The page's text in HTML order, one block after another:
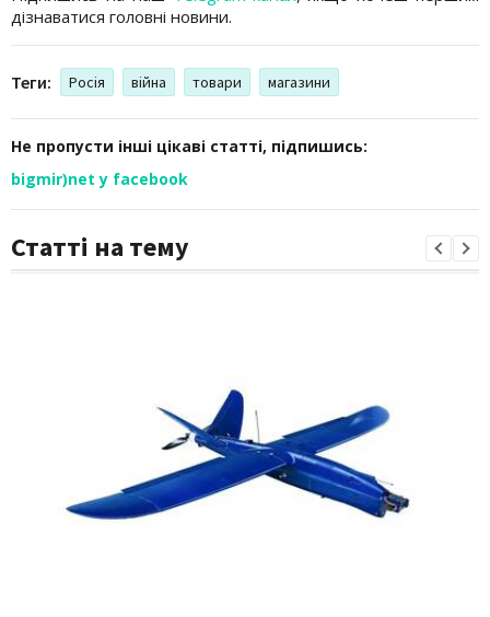
дізнаватися головні новини.
Теги: Росія війна товари магазини
Не пропусти інші цікаві статті, підпишись:
bigmir)net у facebook
Статті на тему